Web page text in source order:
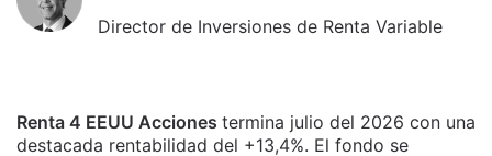
Director de Inversiones de Renta Variable
Renta 4 EEUU Acciones termina julio del 2026 con una
destacada rentabilidad del +13,4%. El fondo se